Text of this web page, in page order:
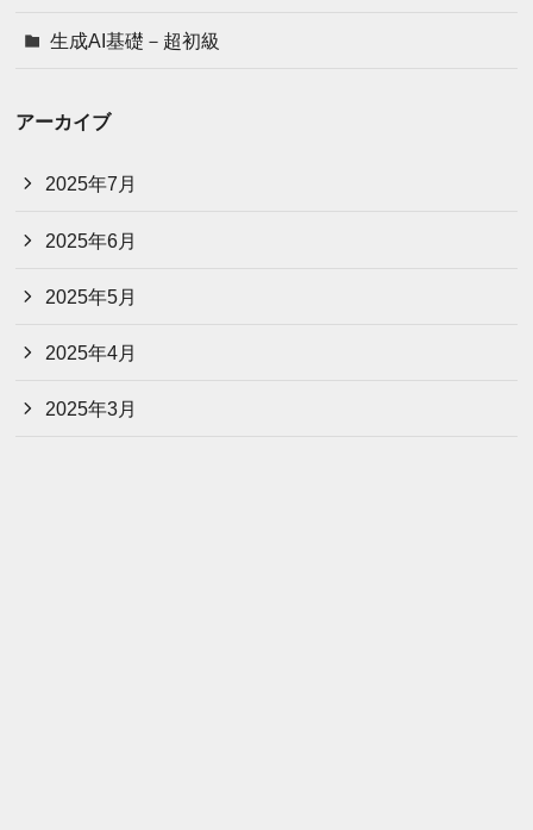
生成AI基礎－超初級
アーカイブ
2025年7月
2025年6月
2025年5月
2025年4月
2025年3月